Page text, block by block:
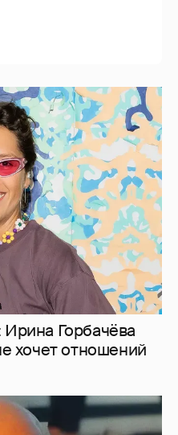
Ирина Горбачёва
хочет отношений